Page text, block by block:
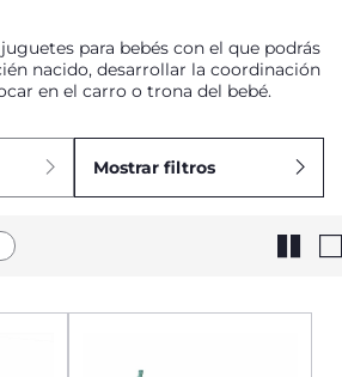
para bebés con el que podrás
nacido, desarrollar la coordinación
en el carro o trona del bebé.
Mostrar filtros